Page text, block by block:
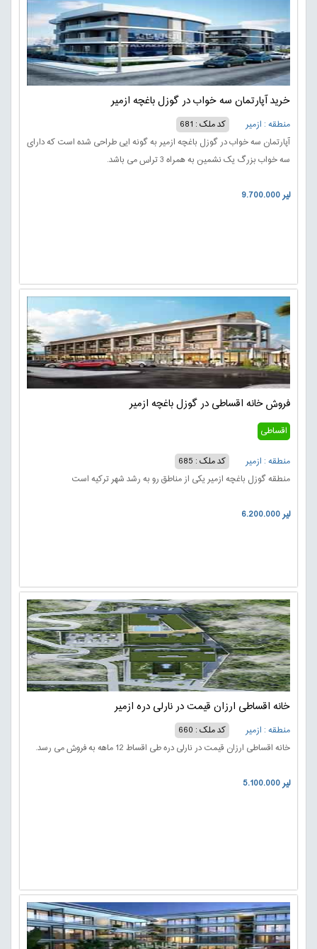
خرید آپارتمان سه خواب در گوزل باغچه ازمیر
منطقه : ازمیر
کد ملک : 681
آپارتمان سه خواب در گوزل باغچه ازمیر به گونه ایی طراحی شده است که دارای
سه خواب بزرگ یک نشمین به همراه 3 تراس می باشد.
9.700.000 لیر
فروش خانه اقساطی در گوزل باغچه ازمیر
اقساطی
منطقه : ازمیر
کد ملک : 685
منطقه گوزل باغچه ازمیر یکی از مناطق رو به رشد شهر ترکیه است
6.200.000 لیر
خانه اقساطی ارزان قیمت در نارلی دره ازمیر
منطقه : ازمیر
کد ملک : 660
خانه اقساطی ارزان قیمت در نارلی دره طی اقساط 12 ماهه به فروش می رسد.
5.100.000 لیر